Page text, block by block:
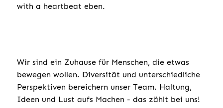
with a heartbeat eben.
Wir sind ein Zuhause für Menschen, die etwas
bewegen wollen. Diversität und unterschiedliche
Perspektiven bereichern unser Team. Haltung,
Ideen und Lust aufs Machen - das zählt bei uns!